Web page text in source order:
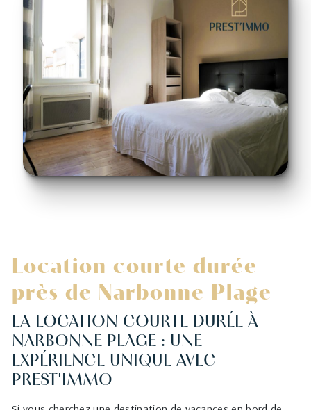
Location courte durée
près de Narbonne Plage
LA LOCATION COURTE DURÉE À
NARBONNE PLAGE : UNE
EXPÉRIENCE UNIQUE AVEC
PREST'IMMO